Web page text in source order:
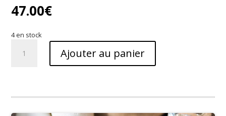
47.00€
4 en stock
Ajouter au panier